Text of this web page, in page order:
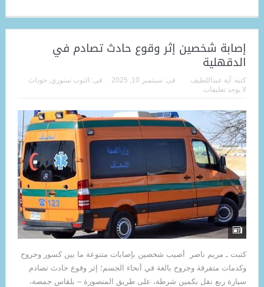
إصابة شخصين إثر وقوع حادث تصادم في
الدقهلية
كتبه: آية عبداللطيف فى: سبتمبر 10, 2025 فى: التوب ستوري, حوداث
لا يوجد تعليقات
كتبت ـ مريم ناصر أصيب شخصين بإصابات متنوعة ما بين كسور وجروح
وكدمات متفرقة وجروح بالغة في أنحاء الجسم؛ إثر وقوع حادث تصادم
سيارة ربع نقل بكمين شرطة، على طريق المنصورة – بلقاس جمصة،